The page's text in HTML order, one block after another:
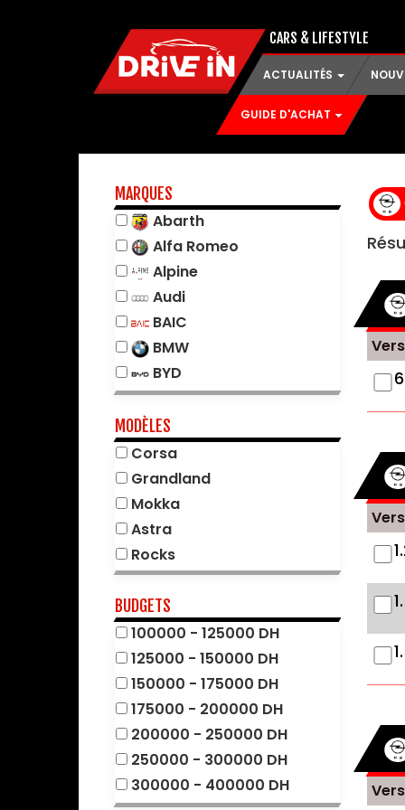
CARS & LIFESTYLE
ACTUALITÉS
GUIDE D'ACHAT
MARQUES
Abarth
Alfa Romeo
Alpine
Audi
BAIC
BMW
BYD
Changan
Citroën
Cupra
Dacia
DFSK
DS
Fiat
Ford
Geely
Great Wall
Honda
Hyundai
Jaecoo
Jeep
Kia
Mahindra
Maserati
MODÈLES
Corsa
Grandland
Mokka
Astra
Rocks
BUDGETS
100000 - 125000 DH
125000 - 150000 DH
150000 - 175000 DH
175000 - 200000 DH
200000 - 250000 DH
250000 - 300000 DH
300000 - 400000 DH